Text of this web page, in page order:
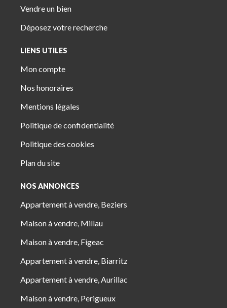
Vendre un bien
Déposez votre recherche
LIENS UTILES
Mon compte
Nos honoraires
Mentions légales
Politique de confidentialité
Politique des cookies
Plan du site
NOS ANNONCES
Appartement à vendre, Beziers
Maison à vendre, Millau
Maison à vendre, Figeac
Appartement à vendre, Biarritz
Appartement à vendre, Aurillac
Maison à vendre, Perigueux